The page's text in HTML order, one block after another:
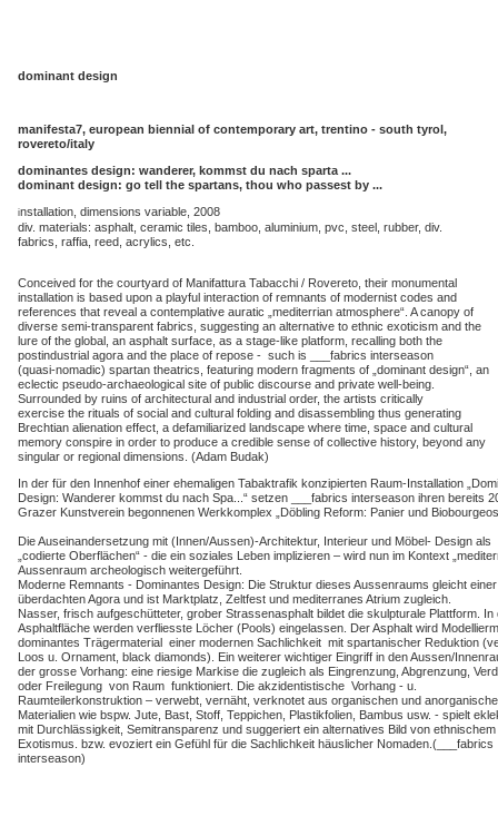
dominant design
manifesta7, european biennial of contemporary art, trentino - south tyrol,
rovereto/italy
dominantes design: wanderer, kommst du nach sparta ...
dominant design: go tell the spartans, thou who passest by ...
installation, dimensions variable, 2008
div. materials: asphalt, ceramic tiles, bamboo, aluminium, pvc, steel, rubber, div.
fabrics, raffia, reed, acrylics, etc.
Conceived for the courtyard of Manifattura Tabacchi / Rovereto, their monumental
installation is based upon a playful interaction of remnants of modernist codes and
references that reveal a contemplative auratic „mediterrian atmosphere“. A canopy of
diverse semi-transparent fabrics, suggesting an alternative to ethnic exoticism and the
lure of the global, an asphalt surface, as a stage-like platform, recalling both the
postindustrial agora and the place of repose - such is ___fabrics interseason
(quasi-nomadic) spartan theatrics, featuring modern fragments of „dominant design“, an
eclectic pseudo-archaeological site of public discourse and private well-being.
Surrounded by ruins of architectural and industrial order, the artists critically
exercise the rituals of social and cultural folding and disassembling thus generating
Brechtian alienation effect, a defamiliarized landscape where time, space and cultural
memory conspire in order to produce a credible sense of collective history, beyond any
singular or regional dimensions. (Adam Budak)
In der für den Innenhof einer ehemaligen Tabaktrafik konzipierten Raum-Installation
Design: Wanderer kommst du nach Spa...“ setzen ___fabrics interseason ihren bereits
Grazer Kunstverein begonnenen Werkkomplex „Döbling Reform: Panier und
Die Auseinandersetzung mit (Innen/Aussen)-Architektur, Interieur und Möbel- Design als
„codierte Oberflächen“ - die ein soziales Leben implizieren – wird nun im Kontext
Aussenraum archeologisch weitergeführt.
Moderne Remnants - Dominantes Design: Die Struktur dieses Aussenraums gleicht einer
überdachten Agora und ist Marktplatz, Zeltfest und mediterranes Atrium zugleich.
Nasser, frisch aufgeschütteter, grober Strassenasphalt bildet die skulpturale Plattform. In
Asphaltfläche werden verfliesste Löcher (Pools) eingelassen. Der Asphalt wird
dominantes Trägermaterial einer modernen Sachlichkeit mit spartanischer Reduktion
Loos u. Ornament, black diamonds). Ein weiterer wichtiger Eingriff in den Aussen/
der grosse Vorhang: eine riesige Markise die zugleich als Eingrenzung, Abgrenzung,
oder Freilegung von Raum funktioniert. Die akzidentistische Vorhang - u.
Raumteilerkonstruktion – verwebt, vernäht, verknotet aus organischen und
Materialien wie bspw. Jute, Bast, Stoff, Teppichen, Plastikfolien, Bambus usw. - spielt
mit Durchlässigkeit, Semitransparenz und suggeriert ein alternatives Bild von ethnischem
Exotismus. bzw. evoziert ein Gefühl für die Sachlichkeit häuslicher Nomaden.(___fabrics
interseason)